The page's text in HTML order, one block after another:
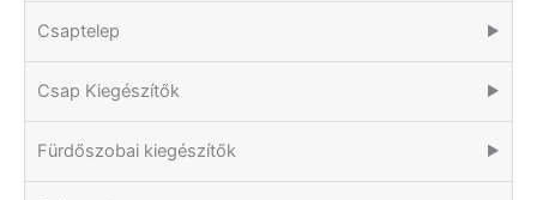
Csaptelep ▶
Csap Kiegészítők ▶
Fürdőszobai kiegészítők ▶